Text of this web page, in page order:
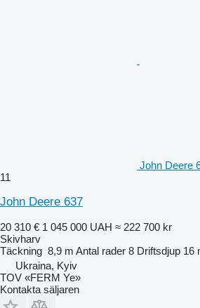
John Deere
11
John Deere 637
20 310 € 1 045 000 UAH ≈ 222 700 kr
Skivharv
Täckning 8,9 m Antal rader 8 Driftsdjup 16
Ukraina, Kyiv
TOV «FERM Ye»
Kontakta säljaren